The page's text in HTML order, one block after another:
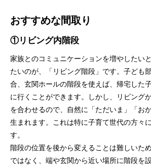
おすすめな間取り
①リビング内階段
家族とのコミュニケーションを増やしたい
たいのが、「リビング階段」です。子ども
合、玄関ホールの階段を使えば、帰宅した
に行くことができます。しかし、リビング
を合わせるので、自然に「ただいま」「お
生まれます。これは特に子育て世代の方々
す。
階段の位置を後から変えることは難しいた
ではなく、端や玄関から近い場所に階段を